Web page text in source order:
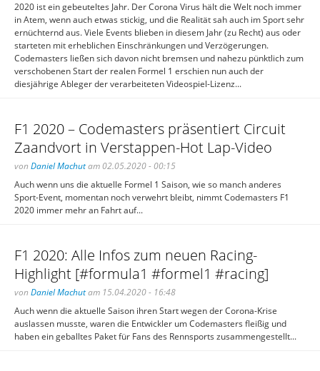
2020 ist ein gebeuteltes Jahr. Der Corona Virus hält die Welt noch immer
in Atem, wenn auch etwas stickig, und die Realität sah auch im Sport sehr
ernüchternd aus. Viele Events blieben in diesem Jahr (zu Recht) aus oder
starteten mit erheblichen Einschränkungen und Verzögerungen.
Codemasters ließen sich davon nicht bremsen und nahezu pünktlich zum
verschobenen Start der realen Formel 1 erschien nun auch der
diesjährige Ableger der verarbeiteten Videospiel-Lizenz...
F1 2020 – Codemasters präsentiert Circuit
Zaandvort in Verstappen-Hot Lap-Video
von Daniel Machutam 02.05.2020 - 00:15
Auch wenn uns die aktuelle Formel 1 Saison, wie so manch anderes
Sport-Event, momentan noch verwehrt bleibt, nimmt Codemasters F1
2020 immer mehr an Fahrt auf...
F1 2020: Alle Infos zum neuen Racing-
Highlight [#formula1 #formel1 #racing]
von Daniel Machutam 15.04.2020 - 16:48
Auch wenn die aktuelle Saison ihren Start wegen der Corona-Krise
auslassen musste, waren die Entwickler um Codemasters fleißig und
haben ein geballtes Paket für Fans des Rennsports zusammengestellt...